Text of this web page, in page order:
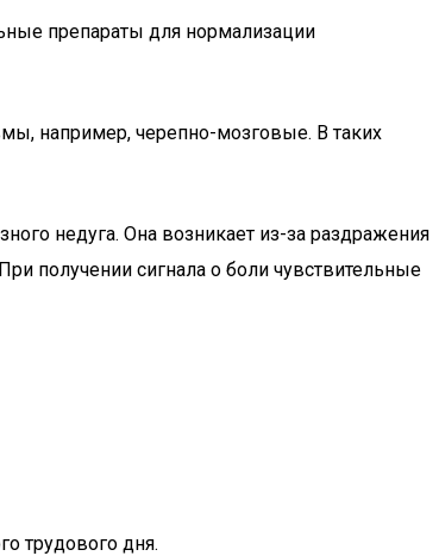
препараты для нормализации
например, черепно-мозговые. В таких
недуга. Она возникает из-за раздражения
получении сигнала о боли чувствительные
трудового дня.